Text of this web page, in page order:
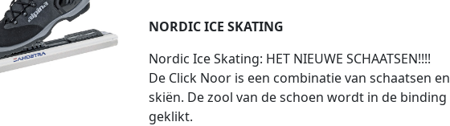
NORDIC ICE SKATING
Nordic Ice Skating: HET NIEUWE SCHAATSEN!!!!
De Click Noor is een combinatie van schaatsen en
skiën. De zool van de schoen wordt in de binding
geklikt.